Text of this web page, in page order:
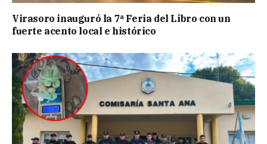
Virasoro inauguró la 7ª Feria del Libro con un
fuerte acento local e histórico